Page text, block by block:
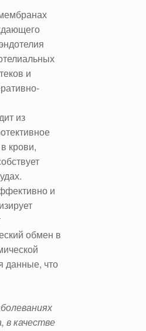
и
из
крови,
и
обмен в
данные, что
в качестве